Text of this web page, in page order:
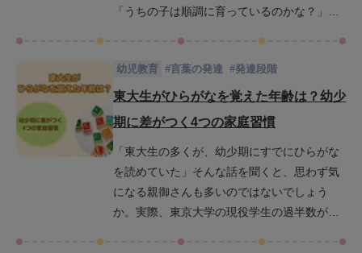
「うちの子は順調に育っているのかな？」
御さんも多いのではないでしょうか。この記
事では、4歳児の発達目安や子どもの知能を育
します。明日からの子育てに活かせるヒント
が満載ですので、ぜひ最後までご覧くださ
い。
幼児教育 #言葉の発達 #発達段階
東大生がひらがなを覚えた年齢は？幼少
期に差がつく4つの家庭習慣
「東大生の多くが、幼少期にすでにひらがな
を読めていた」そんな話を聞くと、思わず気
になる親御さんも多いのではないでしょう
か。実際、東京大学の現役学生の過半数が、3